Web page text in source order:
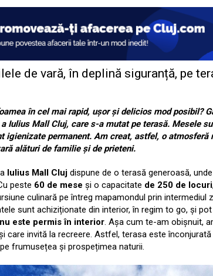
de vară, în deplină siguranță, pe
în cel mai rapid, ușor și delicios mod posibil?
Iulius Mall Cluj, care s-a mutat pe terasă. Mesele
igienizate permanent. Am creat, astfel, o atmosferă
alături de familie și de prieteni.
a Iulius Mall Cluj dispune de o terasă generoasă,
peste 60 de mese și o capacitate de 250 de locuri
culinară pe întreg mapamondul prin intermediul
sunt achiziționate din interior, în regim to go, și
este permis în interior. Așa cum te-am obișnuit,
care invită la recreere. Astfel, terasa este înconjurată
frumusețea și prospețimea naturii.